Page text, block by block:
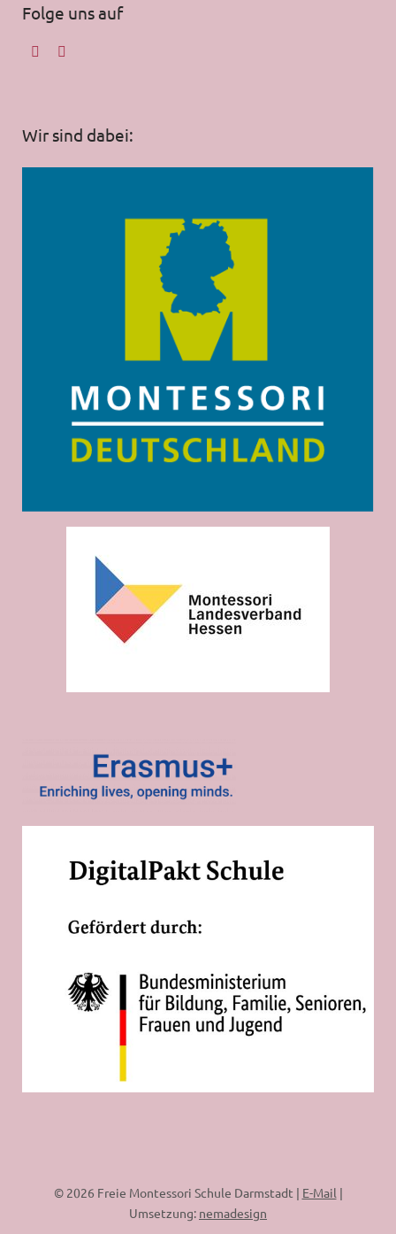
Folge uns auf
Wir sind dabei:
© 2026 Freie Montessori Schule Darmstadt | E-Mail |
Umsetzung: nemadesign